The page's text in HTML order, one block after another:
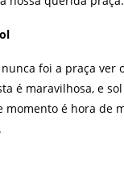
foi a praça
é maravilhosa, e
momento é hora de